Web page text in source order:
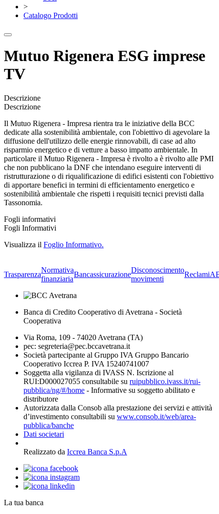
>
Catalogo Prodotti
Mutuo Rigenera ESG imprese
TV
Descrizione
Descrizione
Il Mutuo Rigenera - Impresa rientra tra le iniziative della BCC
dedicate alla sostenibilità ambientale, con l'obiettivo di agevolare la
diffusione dell'utilizzo delle energie rinnovabili, di case ad alto
risparmio energetico e di vetture a basso impatto ambientale. In
particolare il Mutuo Rigenera - Impresa è rivolto a è rivolto alle PMI
che non pubblicano la DNF che intendano eseguire interventi di
ristrutturazione o di riqualificazione di edifici esistenti con l'obiettivo
di apportare benefici in termini di efficientamento energetico e
sostenibilità ambientale che rispetti i requisiti tecnici previsti dalla
Tassonomia.
Fogli informativi
Fogli Informativi
Visualizza il Foglio Informativo.
Trasparenza
Normativa
finanziaria
Bancassicurazione
Disconoscimento
movimenti
Reclami
Banca di Credito Cooperativo di Avetrana - Società
Cooperativa
Via Roma, 109 - 74020 Avetrana (TA)
pec: segreteria@pec.bccavetrana.it
Società partecipante al Gruppo IVA Gruppo Bancario
Cooperativo Iccrea P. IVA 15240741007
Soggetta alla vigilanza di IVASS N. Iscrizione al
RUI:D000027055 consultabile su ruipubblico.ivass.it/rui-
pubblica/ng/#/home - Informative su soggetto abilitato e
distributore
Autorizzata dalla Consob alla prestazione dei servizi e attività
d’investimento consultabili su www.consob.it/web/area-
pubblica/banche
Dati societari
Realizzato da Iccrea Banca S.p.A
La tua banca